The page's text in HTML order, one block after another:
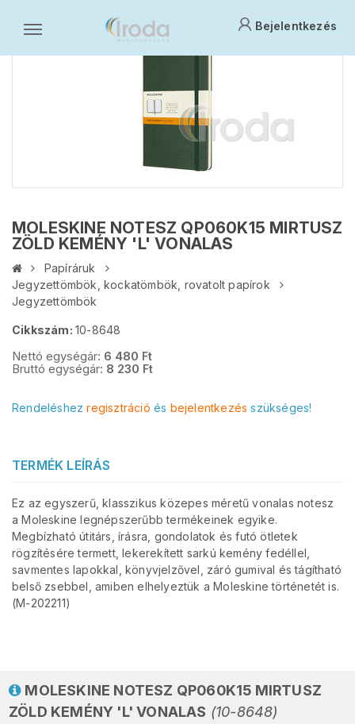
Bejelentkezés
MOLESKINE NOTESZ QP060K15 MIRTUSZ
ZÖLD KEMÉNY 'L' VONALAS
Papíráruk
Jegyzettömbök, kockatömbök, rovatolt papírok
Jegyzettömbök
Cikkszám: 10-8648
Nettó egységár: 6 480 Ft
Bruttó egységár: 8 230 Ft
Rendeléshezregisztráció és bejelentkezés szükséges!
TERMÉK LEÍRÁS
Ez az egyszerű, klasszikus közepes méretű vonalas notesz
a Moleskine legnépszerűbb termékeinek egyike.
Megbízható útitárs, írásra, gondolatok és futó ötletek
rögzítésére termett, lekerekített sarkú kemény fedéllel,
savmentes lapokkal, könyvjelzővel, záró gumival és tágítható
belső zsebbel, amiben elhelyeztük a Moleskine történetét is.
(M-202211)
MOLESKINE NOTESZ QP060K15 MIRTUSZ
ZÖLD KEMÉNY 'L' VONALAS (10-8648)